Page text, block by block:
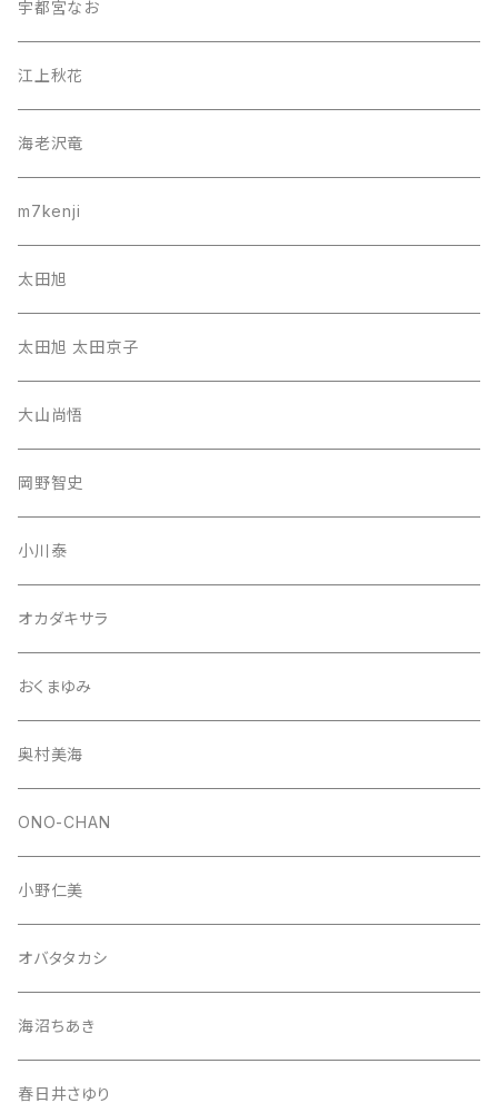
宇都宮なお
江上秋花
海老沢竜
m7kenji
太田旭
太田旭 太田京子
大山尚悟
岡野智史
小川泰
オカダキサラ
おくまゆみ
奥村美海
ONO-CHAN
小野仁美
オバタタカシ
海沼ちあき
春日井さゆり